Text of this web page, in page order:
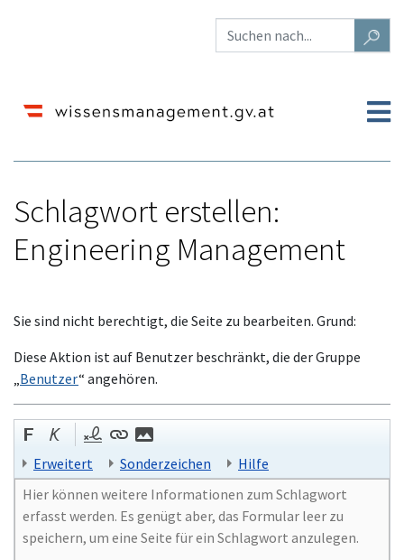
Schlagwort erstellen:
Engineering Management
Wechseln zu:Navigation, Suche
Sie sind nicht berechtigt, die Seite zu bearbeiten. Grund:
Diese Aktion ist auf Benutzer beschränkt, die der Gruppe
Benutzer“ angehören.
Erweitert Sonderzeichen Hilfe